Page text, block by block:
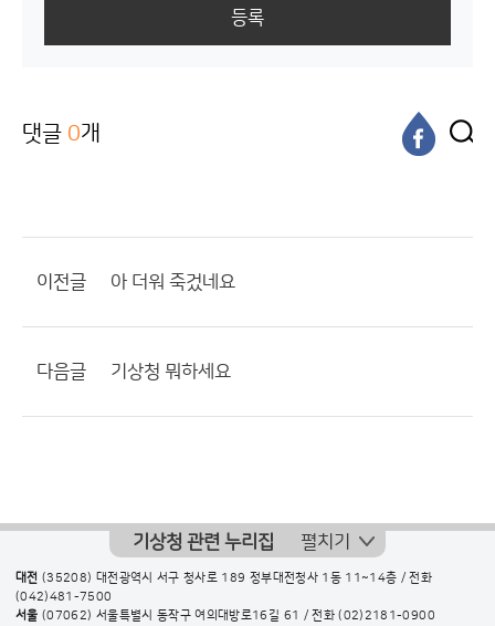
등록
댓글 0개
이전글 아 더워 죽겄네요
다음글 기상청 뭐하세요
기상청 관련 누리집 펼치기
대전 (35208) 대전광역시 서구 청사로 189 정부대전청사 1동 11~14층 / 전화
(042)481-7500
서울 (07062) 서울특별시 동작구 여의대방로16길 61 / 전화(02)2181-0900